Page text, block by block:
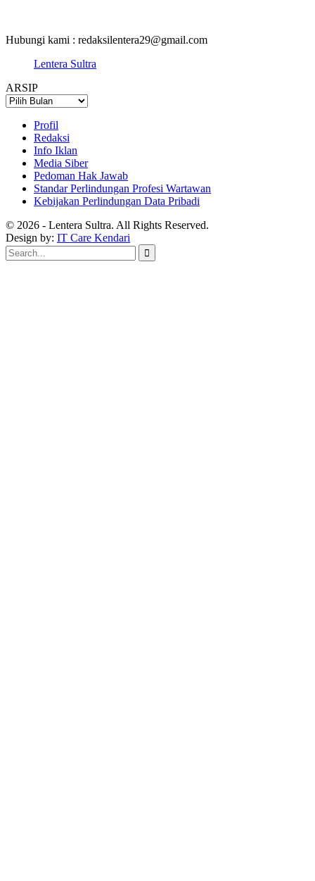
Hubungi kami : redaksilentera29@gmail.com
Lentera Sultra
ARSIP
ARSIP
Profil
Redaksi
Info Iklan
Media Siber
Pedoman Hak Jawab
Standar Perlindungan Profesi Wartawan
Kebijakan Perlindungan Data Pribadi
© 2026 - Lentera Sultra. All Rights Reserved.
Design by: IT Care Kendari